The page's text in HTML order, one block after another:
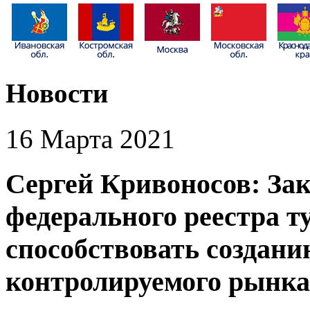
Новости
16 Марта 2021
Сергей Кривоносов:
федерального реестра
способствовать
контролируемого